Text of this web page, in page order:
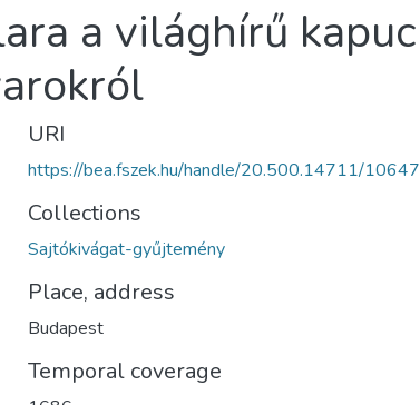
a világhírű
URI
https://bea.fszek.hu/handle/20.500.14711/
Collections
Sajtókivágat-gyűjtemény
Place, address
Budapest
Temporal coverage